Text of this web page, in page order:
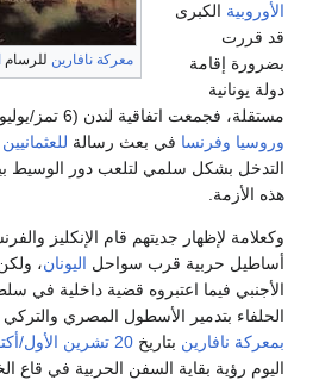
معركة نافارين للرسام
الأوروبية الكبرى
قد قررت
بضرورة إقامة
دولة يونانية
مستقلة، فجمعت اتفاقية لندن (6 تمز/يوليو1827) بين
وروسيا وفرنسا في بعث رسالة للعثمانيين
التدخل بشكل سلمي لتلعب دور الوسيط
هذه الأزمة.
وكعلامة لإظهار جديتهم قام الإنكليز
أساطيل حربية قرب سواحل اليونان،
الأجنبي فيما اعتبروه قضية داخلية في
الحلفاء بتدمير الأسطول المصري
بمعركة نافارين بتاريخ 20 تشرين الأول/أكتوبر
اليوم رؤية بقاية السفن الحربية في قاع